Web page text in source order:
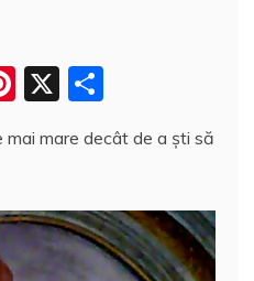
Pi
er
st
X
a
rt
e
a
mare decât de a şti să